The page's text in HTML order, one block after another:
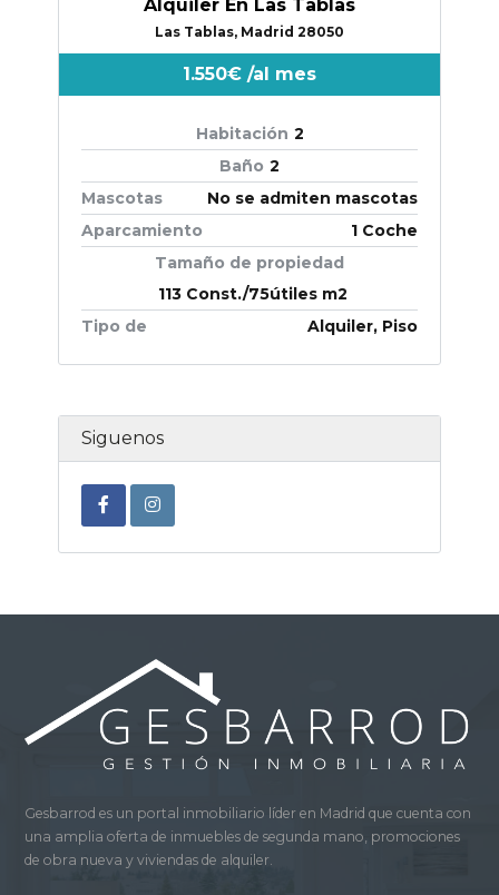
Alquiler En Las Tablas
Las Tablas, Madrid 28050
1.550€ /al mes
Habitación 2
Baño 2
Mascotas
No se admiten mascotas
Aparcamiento
1 Coche
Tamaño de propiedad
113 Const./75útiles m2
Tipo de
Alquiler, Piso
Siguenos
Gesbarrod es un portal inmobiliario líder en Madrid que cuenta con
una amplia oferta de inmuebles de segunda mano, promociones
de obra nueva y viviendas de alquiler.